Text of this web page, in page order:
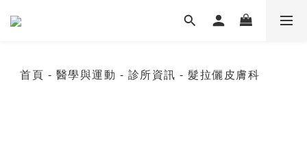
首頁 - 醫學與運動 - 診所資訊 - 髮拉儷皮膚科